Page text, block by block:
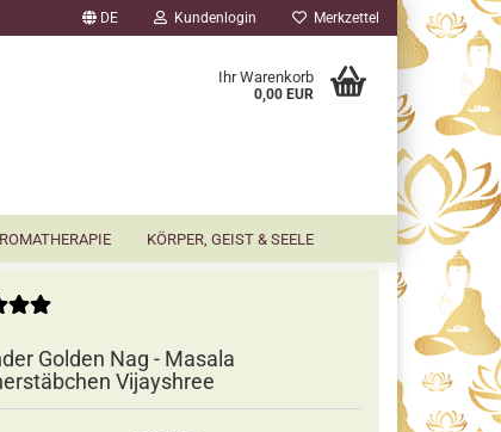
DE Kundenlogin Merkzettel
Ihr Warenkorb
0,00 EUR
KÖRPER, GEIST & SEELE
Golden Nag - Masala
Vijayshree